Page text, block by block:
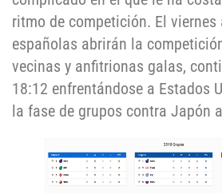
ritmo de competición. El
españolas abrirán la
vecinas y anfitrionas galas,
18:12 enfrentándose a Estados
la fase de grupos contra Japón